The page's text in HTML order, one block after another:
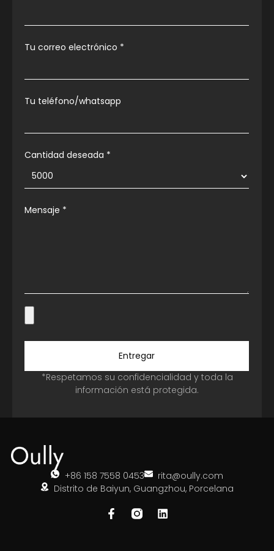
Tu correo electrónico *
Tu teléfono/whatsapp
Cantidad deseada *
Mensaje *
Entregar
*Respetamos su confidencialidad y toda la
información está protegida.
+86 158 7558 0453
rita@oully.com
Distrito de Baiyun, Guangzhou, Porcelana